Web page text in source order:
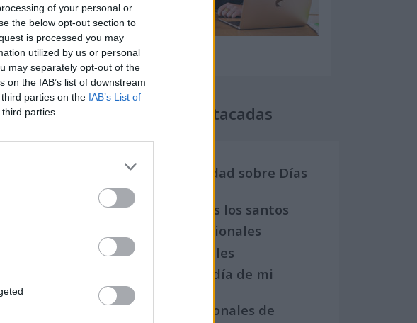
of your personal or
the below opt-out section to
is processed you may
utilized by us or personal
may separately opt-out of the
the IAB’s list of downstream
parties on the IAB’s List of
parties. Secciones destacadas
Noticias y actualidad sobre Días
Internacionales
Onomástica. Todos los santos
Semanas Internacionales
Años Internacionales
Qué se celebra el día de mi
cumpleaños
Eventos internacionales de